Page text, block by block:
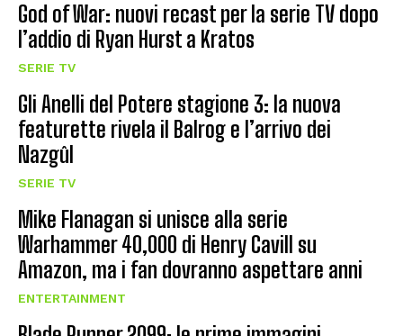
God of War: nuovi recast per la serie TV dopo
l’addio di Ryan Hurst a Kratos
SERIE TV
Gli Anelli del Potere stagione 3: la nuova
featurette rivela il Balrog e l’arrivo dei
Nazgûl
SERIE TV
Mike Flanagan si unisce alla serie
Warhammer 40,000 di Henry Cavill su
Amazon, ma i fan dovranno aspettare anni
ENTERTAINMENT